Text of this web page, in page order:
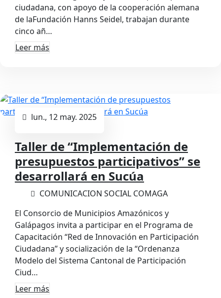
ciudadana, con apoyo de la cooperación alemana
de laFundación Hanns Seidel, trabajan durante
cinco añ…
Leer más
lun., 12 may. 2025
Taller de “Implementación de
presupuestos participativos” se
desarrollará en Sucúa
COMUNICACION SOCIAL COMAGA
El Consorcio de Municipios Amazónicos y
Galápagos invita a participar en el Programa de
Capacitación “Red de Innovación en Participación
Ciudadana” y socialización de la “Ordenanza
Modelo del Sistema Cantonal de Participación
Ciud…
Leer más